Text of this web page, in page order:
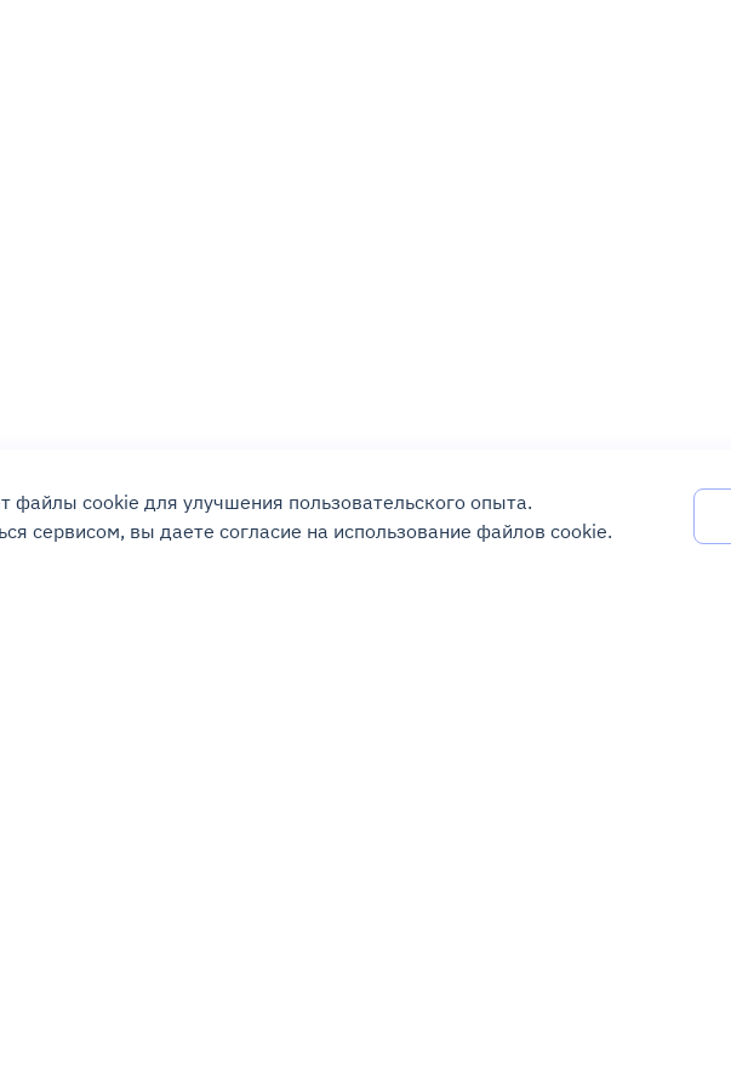
файлы cookie для улучшения пользовательского опыта.
сервисом, вы даете согласие на использование файлов cookie.